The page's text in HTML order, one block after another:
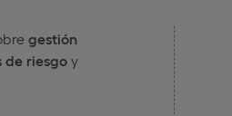
gestión
de riesgo y